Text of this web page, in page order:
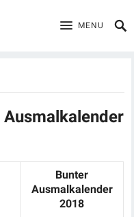
MENU
Bunter
Ausmalkalender
2018